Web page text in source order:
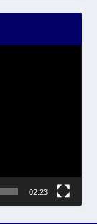
02:23